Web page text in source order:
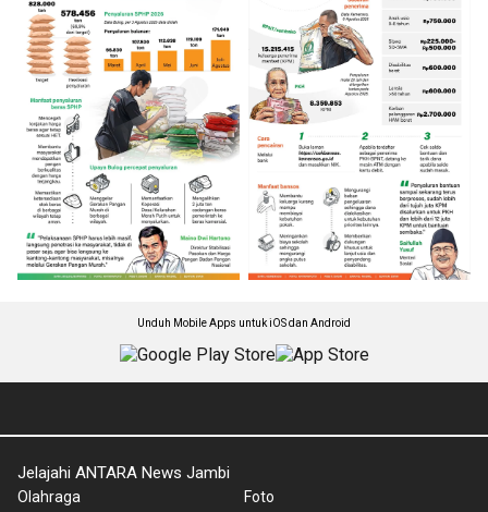
Unduh Mobile Apps untuk iOS dan Android
Jelajahi ANTARA News Jambi
Olahraga Foto